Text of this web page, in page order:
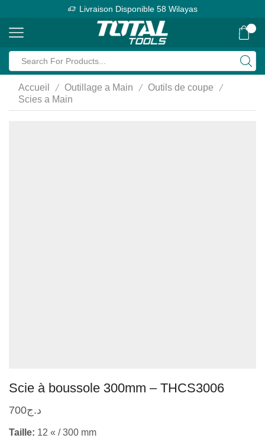
Livraison Disponible 58 Wilayas
input
Accueil / Outillage a Main / Outils de coupe /
Scies a Main
Scie à boussole 300mm – THCS3006
د.ج700
Taille: 12 « / 300 mm